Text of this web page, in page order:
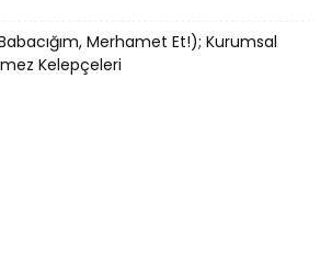
Merhamet Et!); Kurumsal
Kelepçeleri